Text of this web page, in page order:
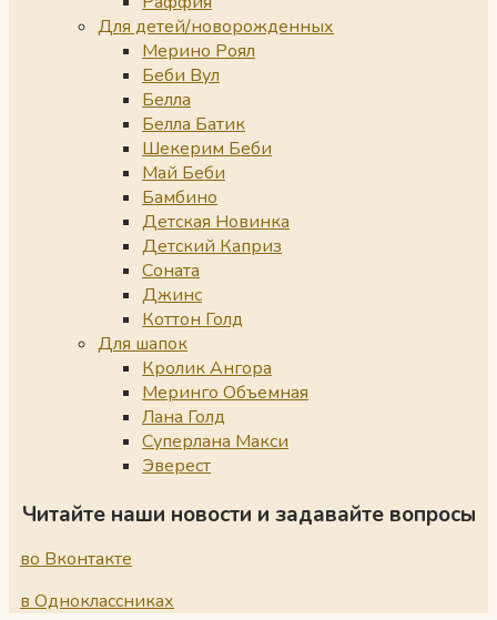
Для детей/новорожденных
Мерино Роял
Беби Вул
Белла
Белла Батик
Шекерим Беби
Май Беби
Бамбино
Детская Новинка
Детский Каприз
Соната
Джинс
Коттон Голд
Для шапок
Кролик Ангора
Меринго Объемная
Лана Голд
Суперлана Макси
Эверест
Читайте наши новости и задавайте вопросы
во Вконтакте
в Одноклассниках